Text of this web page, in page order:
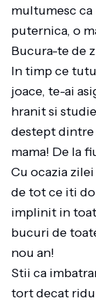
multumesc ca
puternica, o
Bucura-te de
In timp ce
joace, te-ai
hranit si
destept
mama! De la
Cu ocazia
de tot ce iti
implinit in
bucuri de
nou an!
Stii ca
tort decat